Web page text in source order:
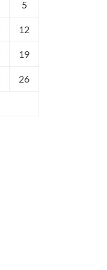
5
12
19
26